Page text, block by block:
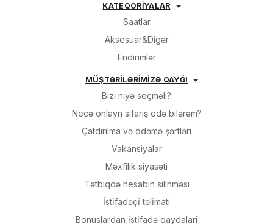
KATEQORİYALAR
Saatlar
Aksesuar&Digər
Endirimlər
MÜŞTƏRİLƏRİMİZƏ QAYĞI
Bizi niyə seçməli?
Necə onlayn sifariş edə bilərəm?
Çatdırılma və ödəmə şərtləri
Vakansiyalar
Məxfilik siyasəti
Tətbiqdə hesabın silinməsi
İsti̇fadəçi̇ təli̇mati
Bonuslardan i̇sti̇fadə qaydalari